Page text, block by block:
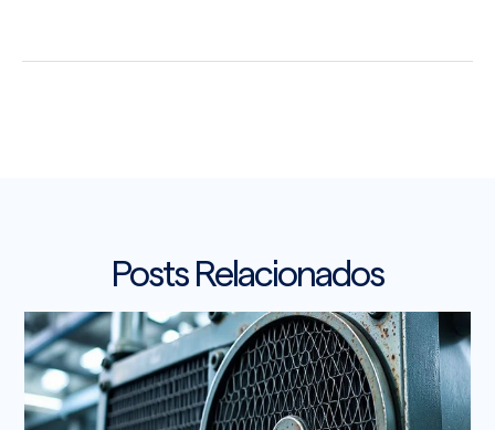
Posts Relacionados